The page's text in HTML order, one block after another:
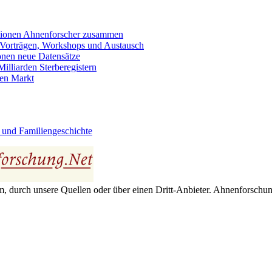
Ahnenforscher zusammen
Workshops und Austausch
neue Datensätze
Sterberegistern
Markt
Familiengeschichte
unsere Quellen oder über einen Dritt-Anbieter.